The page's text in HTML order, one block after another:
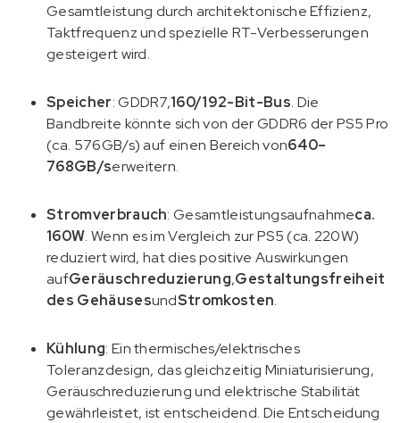
Gesamtleistung durch architektonische Effizienz,
Taktfrequenz und spezielle RT-Verbesserungen
gesteigert wird.
Speicher: GDDR7,160/192-Bit-Bus. Die
Bandbreite könnte sich von der GDDR6 der PS5 Pro
(ca. 576GB/s) auf einen Bereich von640–
768GB/serweitern.
Stromverbrauch: Gesamtleistungsaufnahmeca.
160W. Wenn es im Vergleich zur PS5 (ca. 220W)
reduziert wird, hat dies positive Auswirkungen
aufGeräuschreduzierung,Gestaltungsfreiheit
des GehäusesundStromkosten.
Kühlung: Ein thermisches/elektrisches
Toleranzdesign, das gleichzeitig Miniaturisierung,
Geräuschreduzierung und elektrische Stabilität
gewährleistet, ist entscheidend. Die Entscheidung